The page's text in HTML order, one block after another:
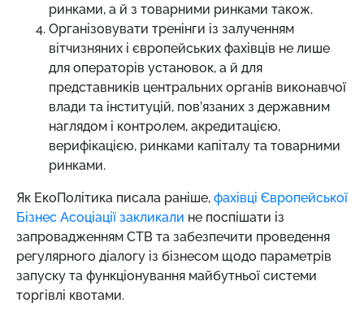
ринками, а й з товарними ринками також.
Організовувати тренінги із залученням
вітчизняних і європейських фахівців не лише
для операторів установок, а й для
представників центральних органів виконавчої
влади та інституцій, пов’язаних з державним
наглядом і контролем, акредитацією,
верифікацією, ринками капіталу та товарними
ринками.
Як ЕкоПолітика писала раніше, фахівці Європейської
Бізнес Асоціації закликали не поспішати із
запровадженням СТВ та забезпечити проведення
регулярного діалогу із бізнесом щодо параметрів
запуску та функціонування майбутньої системи
торгівлі квотами.